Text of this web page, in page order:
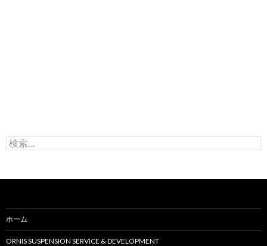
検
索
ホーム
ORNIS SUSPENSION SERVICE & DEVELOPMENT